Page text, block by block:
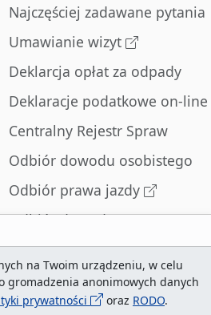
na Twoim urządzeniu, w celu
gromadzenia anonimowych danych
prywatności oraz RODO.
Najczęściej zadawane pytania
Umawianie wizyt
Deklarcja opłat za odpady
Deklaracje podatkowe on-line
Centralny Rejestr Spraw
Odbiór dowodu osobistego
Odbiór prawa jazdy
Odbiór dowodu
rejestracyjnego
Zatrzymane dowody
rejestracyjne